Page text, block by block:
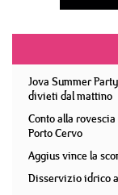
Jova Summer
divieti dal mattino
Conto alla
Porto Cervo
Aggius vince la
Disservizio idrico